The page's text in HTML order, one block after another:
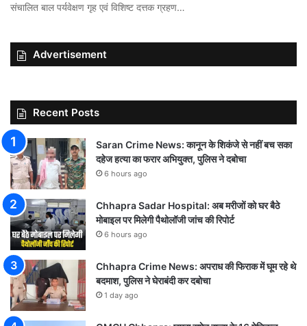
संचालित बाल पर्यवेक्षण गृह एवं विशिष्ट दत्तक ग्रहण…
Advertisement
Recent Posts
Saran Crime News: कानून के शिकंजे से नहीं बच सका
दहेज हत्या का फरार अभियुक्त, पुलिस ने दबोचा
6 hours ago
Chhapra Sadar Hospital: अब मरीजों को घर बैठे
मोबाइल पर मिलेगी पैथोलॉजी जांच की रिपोर्ट
6 hours ago
Chhapra Crime News: अपराध की फिराक में घूम रहे थे
बदमाश, पुलिस ने घेराबंदी कर दबोचा
1 day ago